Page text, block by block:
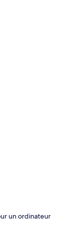
un ordinateur